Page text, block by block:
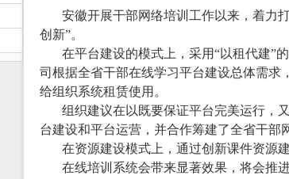
安徽开展干部网络培训工作以来，着力
创新”。
在平台建设的模式上，采用“以租代建”
司根据全省干部在线学习平台建设总体需求
给组织系统租赁使用。
组织建议在以既要保证平台完美运行，
台建设和平台运营，并合作筹建了全省干部
在资源建设模式上，通过创新课件资源
在线培训系统会带来显著效果，将会推